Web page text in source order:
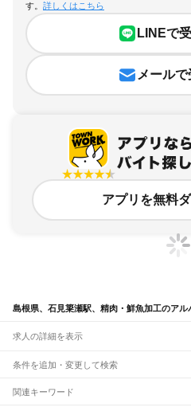
す。 詳しくはこちら
LINEで
メール
アプリを無料
島根県、石見簗瀬駅、精肉・鮮魚加工のアル
求人の詳細を表示
条件を追加・変更して検索
市区町村を追加・変更
関連キーワード